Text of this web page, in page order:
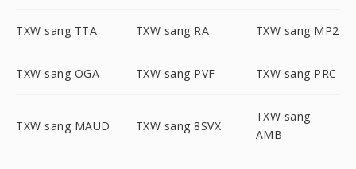
TXW sang TTA TXW sang RA TXW sang MP2
TXW sang OGA TXW sang PVF TXW sang PRC
TXW sang MAUD TXW sang 8SVX
TXW sang
AMB